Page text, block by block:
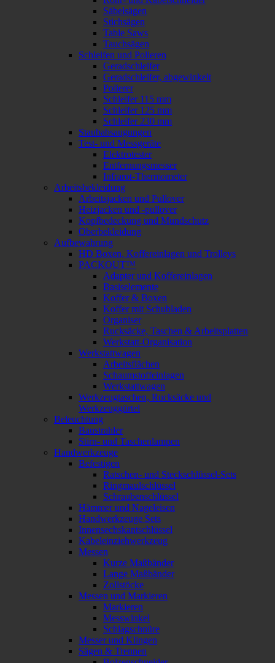
Säbelsägen
Stichsägen
Table Saws
Tauchsägen
Schleifen und Polieren
Geradschleifer
Geradschleifer, abgewinkelt
Polierer
Schleifer 115 mm
Schleifer 125 mm
Schleifer 230 mm
Staubabsaugungen
Test- und Messgeräte
Elektrotester
Entfernungsmesser
Infrarot-Thermometer
Arbeitsbekleidung
Arbeitsjacken und Pullover
Heizjacken und -pullover
Kopfbedeckung und Mundschutz
Oberbekleidung
Aufbewahrung
HD Boxen, Koffereinlagen und Trolleys
PACKOUT™
Adapter und Koffereinlagen
Basiselemente
Koffer & Boxen
Koffer mit Schubladen
Organiser
Rucksäcke, Taschen & Arbeitsplatten
Werkstatt-Organisation
Werkstattwagen
Arbeitsflächen
Schaumstoffeinlagen
Werkstattwagen
Werkzeugtaschen, Rucksäcke und
Werkzeuggürtel
Beleuchtung
Baustrahler
Stirn- und Taschenlampen
Handwerkzeuge
Befestigen
Ratschen- und Steckschlüssel-Sets
Ringmaulschlüssel
Schraubenschlüssel
Hämmer und Nageleisen
Handwerkzeuge Sets
Innensechskantschlüssel
Kabeleinziehwerkzeug
Messen
Kurze Maßbänder
Lange Maßbänder
Zollstöcke
Messen und Markieren
Markieren
Messwinkel
Schlagschnüre
Messer und Klingen
Sägen & Trennen